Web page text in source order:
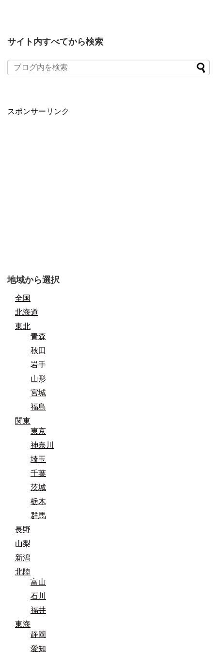
サイト内すべてから検索
スポンサーリンク
地域から選択
全国
北海道
東北
青森
秋田
岩手
山形
宮城
福島
関東
東京
神奈川
埼玉
千葉
茨城
栃木
群馬
長野
山梨
新潟
北陸
富山
石川
福井
東海
静岡
愛知